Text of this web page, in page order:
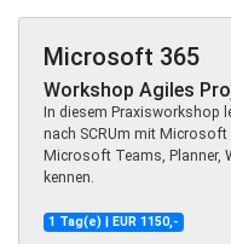
Microsoft 365
Workshop Agiles
In diesem Praxisworkshop
nach SCRUm mit Microsoft
Microsoft Teams, Planner,
kennen.
1 Tag(e) | EUR 1150,-